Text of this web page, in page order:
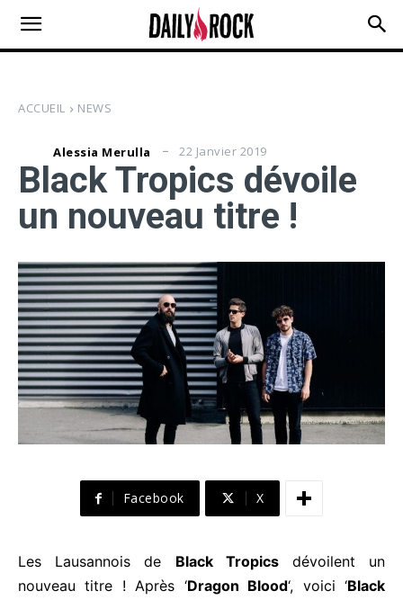
ACCUEIL NEWS
Alessia Merulla 22 Janvier 2019
Black Tropics dévoile
un nouveau titre !
Facebook X
Les Lausannois de Black Tropicsdévoilent un
nouveau titre ! Après ‘Dragon Blood‘, voici ‘Black